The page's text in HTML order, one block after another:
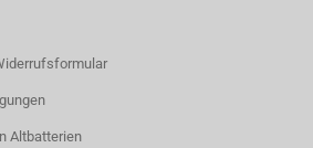
Altbatterien